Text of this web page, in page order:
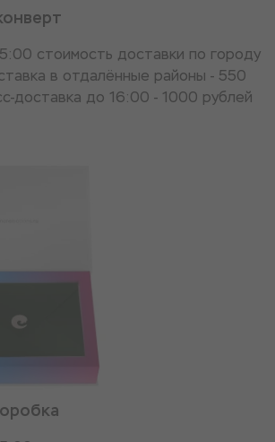
стоимость доставки по городу
в отдалённые районы - 550
доставка до 16:00 - 1000 рублей